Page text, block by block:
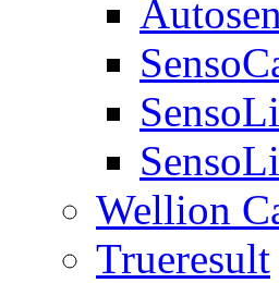
Wellion
Trueresult